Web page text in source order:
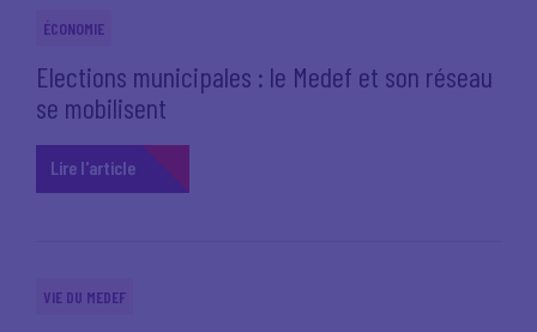
ÉCONOMIE
Elections municipales : le Medef et son réseau
se mobilisent
Lire l'article
VIE DU MEDEF